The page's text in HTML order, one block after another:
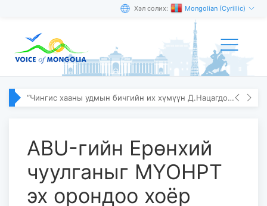
Хэл солих: Mongolian (Cyrillic)
“Чингис хааны удмын бичгийн их хүмүүн Д.Нацагдорж” олон улсын эрдэм шинжилгээний хурал болов
ABU-гийн Ерөнхий
чуулганыг МҮОНРТ
эх орондоо хоёр